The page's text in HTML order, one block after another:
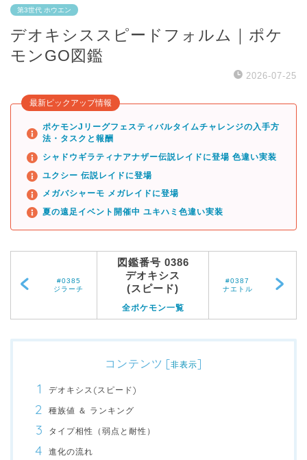
第3世代 ホウエン
デオキシススピードフォルム｜ポケ
モンGO図鑑
2026-07-25
最新ピックアップ情報
ポケモンJリーグフェスティバルタイムチャレンジの入手方
法・タスクと報酬
シャドウギラティナアナザー伝説レイドに登場 色違い実装
ユクシー 伝説レイドに登場
メガバシャーモ メガレイドに登場
夏の遠足イベント開催中 ユキハミ色違い実装
#0385
ジラーチ
図鑑番号 0386
デオキシス
(スピード)
全ポケモン一覧
#0387
ナエトル
コンテンツ [非表示]
デオキシス(スピード)
種族値 ＆ ランキング
タイプ相性（弱点と耐性）
進化の流れ